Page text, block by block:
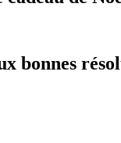
bonnes